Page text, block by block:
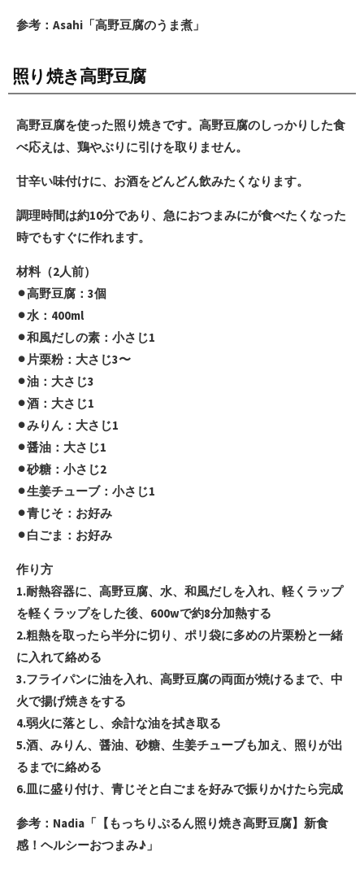
参考：Asahi「高野豆腐のうま煮」
照り焼き高野豆腐
高野豆腐を使った照り焼きです。高野豆腐のしっかりした食
べ応えは、鶏やぶりに引けを取りません。
甘辛い味付けに、お酒をどんどん飲みたくなります。
調理時間は約10分であり、急におつまみにが食べたくなった
時でもすぐに作れます。
材料（2人前）
⚫︎高野豆腐：3個
⚫︎水：400ml
⚫︎和風だしの素：小さじ1
⚫︎片栗粉：大さじ3〜
⚫︎油：大さじ3
⚫︎酒：大さじ1
⚫︎みりん：大さじ1
⚫︎醤油：大さじ1
⚫︎砂糖：小さじ2
⚫︎生姜チューブ：小さじ1
⚫︎青じそ：お好み
⚫︎白ごま：お好み
作り方
1.耐熱容器に、高野豆腐、水、和風だしを入れ、軽くラップ
を軽くラップをした後、600wで約8分加熱する
2.粗熱を取ったら半分に切り、ポリ袋に多めの片栗粉と一緒
に入れて絡める
3.フライパンに油を入れ、高野豆腐の両面が焼けるまで、中
火で揚げ焼きをする
4.弱火に落とし、余計な油を拭き取る
5.酒、みりん、醤油、砂糖、生姜チューブも加え、照りが出
るまでに絡める
6.皿に盛り付け、青じそと白ごまを好みで振りかけたら完成
参考：Nadia「【もっちりぷるん照り焼き高野豆腐】新食
感！ヘルシーおつまみ♪」